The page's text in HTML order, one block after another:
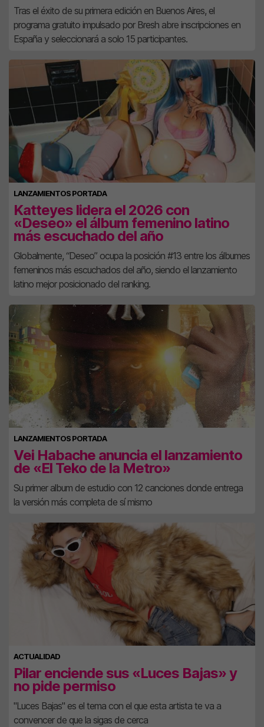
Tras el éxito de su primera edición en Buenos Aires, el
programa gratuito impulsado por Bresh abre inscripciones en
España y seleccionará a solo 15 participantes.
LANZAMIENTOS PORTADA
Katteyes lidera el 2026 con
«Deseo» el álbum femenino latino
más escuchado del año
Globalmente, “Deseo” ocupa la posición #13 entre los álbumes
femeninos más escuchados del año, siendo el lanzamiento
latino mejor posicionado del ranking.
LANZAMIENTOS PORTADA
Vei Habache anuncia el lanzamiento
de «El Teko de la Metro»
Su primer album de estudio con 12 canciones donde entrega
la versión más completa de sí mismo
ACTUALIDAD
Pilar enciende sus «Luces Bajas» y
no pide permiso
"Luces Bajas" es el tema con el que esta artista te va a
convencer de que la sigas de cerca